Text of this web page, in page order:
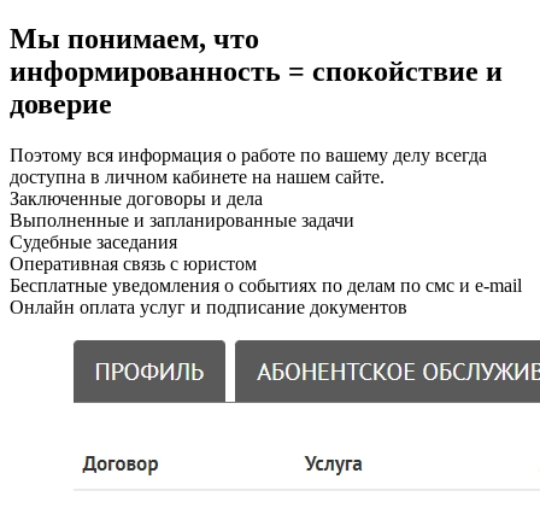
Мы понимаем, что
информированность = спокойствие и
доверие
Поэтому вся информация о работе по вашему делу всегда
доступна в личном кабинете на нашем сайте.
Заключенные договоры и дела
Выполненные и запланированные задачи
Судебные заседания
Оперативная связь с юристом
Бесплатные уведомления о событиях по делам по смс и e-mail
Онлайн оплата услуг и подписание документов